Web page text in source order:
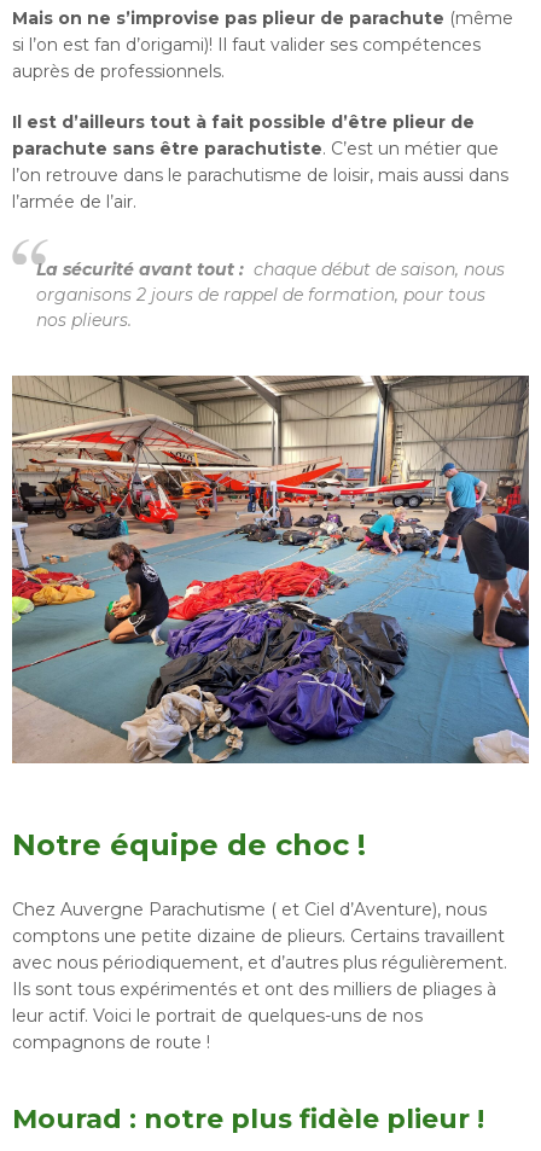
Mais on ne s’improvise pas plieur de parachute (même
si l’on est fan d’origami)! Il faut valider ses compétences
auprès de professionnels.
Il est d’ailleurs tout à fait possible d’être plieur de
parachute sans être parachutiste. C’est un métier que
l’on retrouve dans le parachutisme de loisir, mais aussi dans
l’armée de l’air.
La sécurité avant tout : chaque début de saison, nous
organisons 2 jours de rappel de formation, pour tous
nos plieurs.
Notre équipe de choc !
Chez Auvergne Parachutisme ( et Ciel d’Aventure), nous
comptons une petite dizaine de plieurs. Certains travaillent
avec nous périodiquement, et d’autres plus régulièrement.
Ils sont tous expérimentés et ont des milliers de pliages à
leur actif. Voici le portrait de quelques-uns de nos
compagnons de route !
Mourad : notre plus fidèle plieur !